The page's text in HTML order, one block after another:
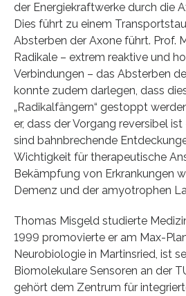
der Energiekraftwerke durch die
Dies führt zu einem
Absterben der Axone führt. Prof.
Radikale – extrem reaktive und
Verbindungen – das Absterben
konnte zudem darlegen, dass
„Radikalfängern“ gestoppt
er, dass der Vorgang reversibel
sind bahnbrechende
Wichtigkeit für therapeutische
Bekämpfung von Erkrankungen
Demenz und der amyotrophen
Thomas Misgeld studierte
1999 promovierte er am Max-
Neurobiologie in Martinsried, ist
Biomolekulare Sensoren an der
gehört dem Zentrum für